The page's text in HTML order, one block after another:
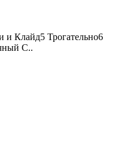
Клайд5 Трогательно6
С..